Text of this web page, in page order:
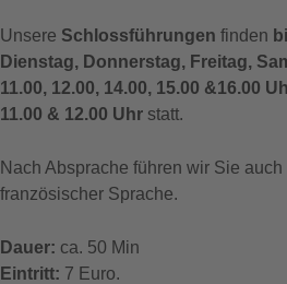
Unsere Schlossführungen finden
Dienstag, Donnerstag, Freitag,
11.00, 12.00, 14.00, 15.00 &16.00
11.00 & 12.00 Uhr statt.
Nach Absprache führen wir Sie
französischer Sprache.
Dauer: ca. 50 Min
Eintritt: 7 Euro.